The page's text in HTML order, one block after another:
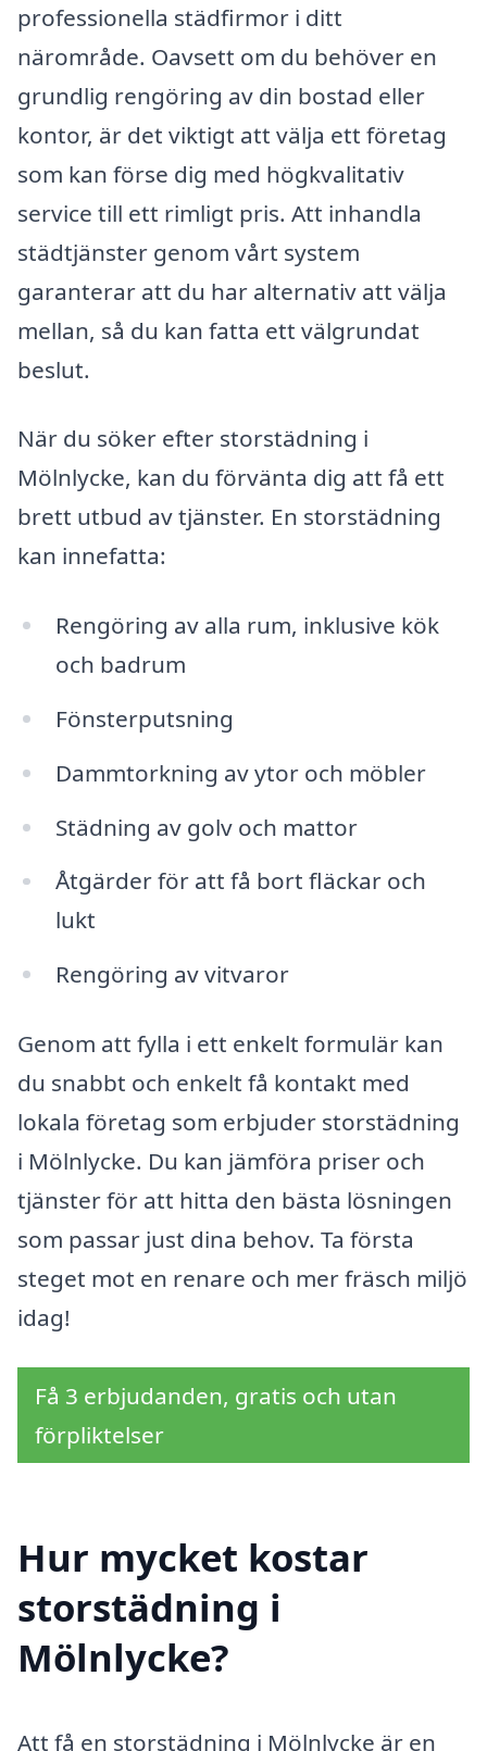
professionella städfirmor i ditt
närområde. Oavsett om du behöver en
grundlig rengöring av din bostad eller
kontor, är det viktigt att välja ett företag
som kan förse dig med högkvalitativ
service till ett rimligt pris. Att inhandla
städtjänster genom vårt system
garanterar att du har alternativ att välja
mellan, så du kan fatta ett välgrundat
beslut.
När du söker efter storstädning i
Mölnlycke, kan du förvänta dig att få ett
brett utbud av tjänster. En storstädning
kan innefatta:
Rengöring av alla rum, inklusive kök
och badrum
Fönsterputsning
Dammtorkning av ytor och möbler
Städning av golv och mattor
Åtgärder för att få bort fläckar och
lukt
Rengöring av vitvaror
Genom att fylla i ett enkelt formulär kan
du snabbt och enkelt få kontakt med
lokala företag som erbjuder storstädning
i Mölnlycke. Du kan jämföra priser och
tjänster för att hitta den bästa lösningen
som passar just dina behov. Ta första
steget mot en renare och mer fräsch miljö
idag!
Få 3 erbjudanden, gratis och utan
förpliktelser
Hur mycket kostar
storstädning i
Mölnlycke?
Att få en storstädning i Mölnlycke är en